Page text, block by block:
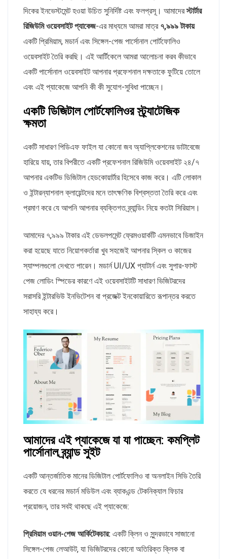
দিকের ইনভেস্টমেন্ট হওয়া উচিত সুনির্দিষ্ট এবং ফলপ্রসূ। আমাদেরস্টার্টার
রিজিউমি ওয়েবসাইট প্যাকেজ-এর মাধ্যমে আমরা মাত্র ৭,৯৯৯ টাকায়
একটি প্রিমিয়াম, মডার্ন এবং সিঙ্গেল-পেজ পার্সোনাল পোর্টফোলিও
ওয়েবসাইট তৈরি করছি। এই আর্টিকেলে আমরা আলোচনা করব কীভাবে
একটি পার্সোনাল ওয়েবসাইট আপনার প্রফেশনাল দক্ষতাকে ফুটিয়ে তোলে
এবং এই প্যাকেজে আপনি কী কী সুযোগ-সুবিধা পাচ্ছেন।
একটি ডিজিটাল পোর্টফোলিওর স্ট্র্যাটেজিক
ক্ষমতা
একটি সাধারণ পিডিএফ ফাইল যা কোনো জব অ্যাপ্লিকেশনের ডাটাবেজে
হারিয়ে যায়, তার বিপরীতে একটি প্রফেশনাল রিজিউমি ওয়েবসাইট ২৪/৭
আপনার একটিভ ডিজিটাল হেডকোয়ার্টার হিসেবে কাজ করে। এটি লোকাল
ও ইন্টারন্যাশনাল ক্লায়েন্টদের মনে তাৎক্ষণিক বিশ্বস্ততা তৈরি করে এবং
প্রমাণ করে যে আপনি আপনার ব্যক্তিগত ব্র্যান্ডিং নিয়ে কতটা সিরিয়াস।
আমাদের ৭,৯৯৯ টাকার এই ডেভলপমেন্ট ফ্রেমওয়ার্কটি এমনভাবে ডিজাইন
করা হয়েছে যাতে নিয়োগকর্তারা খুব সহজেই আপনার স্কিল ও কাজের
স্যাম্পলগুলো দেখতে পারেন। মডার্ন UI/UX প্যাটার্ন এবং সুপার-ফাস্ট
পেজ লোডিং স্পিডের কারণে এই ওয়েবসাইটটি সাধারণ ভিজিটরদের
সরাসরি ইন্টারভিউ ইনভিটেশন বা প্রজেক্ট ইনকোয়ারিতে রূপান্তর করতে
সাহায্য করে।
আমাদের এই প্যাকেজে যা যা পাচ্ছেন: কমপ্লিট
পার্সোনাল ব্র্যান্ড সুইট
একটি আন্তর্জাতিক মানের ডিজিটাল পোর্টফোলিও বা অনলাইন সিভি তৈরি
করতে যে ধরনের মডার্ন মডিউল এবং ব্যাকএন্ড টেকনিক্যাল ফিচার
প্রয়োজন, তার সবই থাকছে এই প্যাকেজে:
প্রিমিয়াম ওয়ান-পেজ আর্কিটেকচার: একটি ক্লিন ও সুন্দরভাবে সাজানো
সিঙ্গেল-পেজ লেআউট, যা ভিজিটরদের কোনো অতিরিক্ত ক্লিক বা